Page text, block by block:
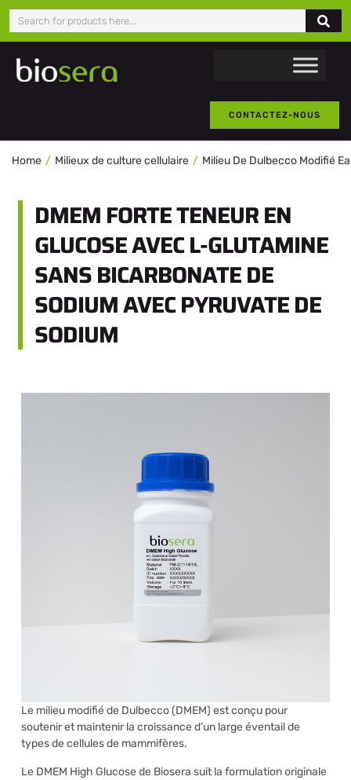
CONTACTEZ-NOUS
Home Milieux de culture cellulaire Milieu De Dulbecco Modifié
DMEM FORTE TENEUR EN
GLUCOSE AVEC L-GLUTAMINE
SANS BICARBONATE DE
SODIUM AVEC PYRUVATE DE
SODIUM
Le milieu modifié de Dulbecco (DMEM) est conçu pour
soutenir et maintenir la croissance d’un large éventail de
types de cellules de mammifères.
Le DMEM High Glucose de Biosera suit la formulation originale